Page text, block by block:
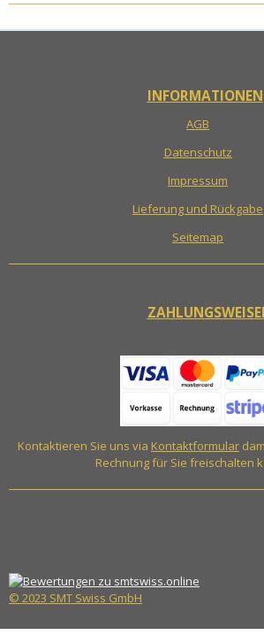
INFORMATIONEN
AGB
Datenschutz
Impressum
Lieferung und Rückgabe
Seitemap
Kontaktieren Sie uns via Kontaktformular
Rechnung für Sie freischalten
© 2023 SMT Swiss GmbH